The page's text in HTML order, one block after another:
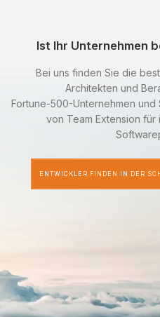
Ist Ihr Unternehmen
Bei uns finden Sie die
Architekten und
Fortune-500-Unternehmen
von Team Extension
ENTWICKLER FINDEN IN DER